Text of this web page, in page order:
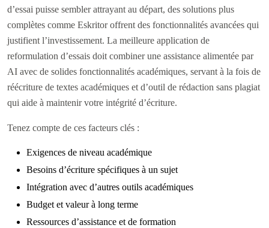
d’essai puisse sembler attrayant au départ, des solutions plus
complètes comme Eskritor offrent des fonctionnalités avancées qui
justifient l’investissement. La meilleure application de
reformulation d’essais doit combiner une assistance alimentée par
AI avec de solides fonctionnalités académiques, servant à la fois de
réécriture de textes académiques et d’outil de rédaction sans plagiat
qui aide à maintenir votre intégrité d’écriture.
Tenez compte de ces facteurs clés :
Exigences de niveau académique
Besoins d’écriture spécifiques à un sujet
Intégration avec d’autres outils académiques
Budget et valeur à long terme
Ressources d’assistance et de formation